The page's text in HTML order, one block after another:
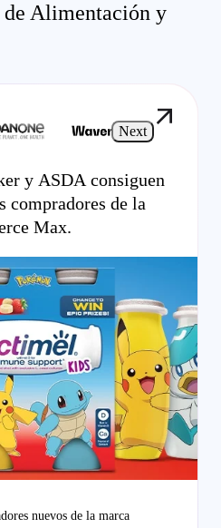
de Alimentación y
Next
y ASDA consiguen
compradores de la
Max.
nuevos de la marca